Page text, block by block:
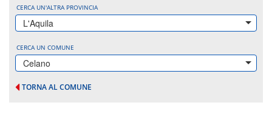
CERCA UN'ALTRA PROVINCIA
L'Aquila
CERCA UN COMUNE
Celano
TORNA AL COMUNE